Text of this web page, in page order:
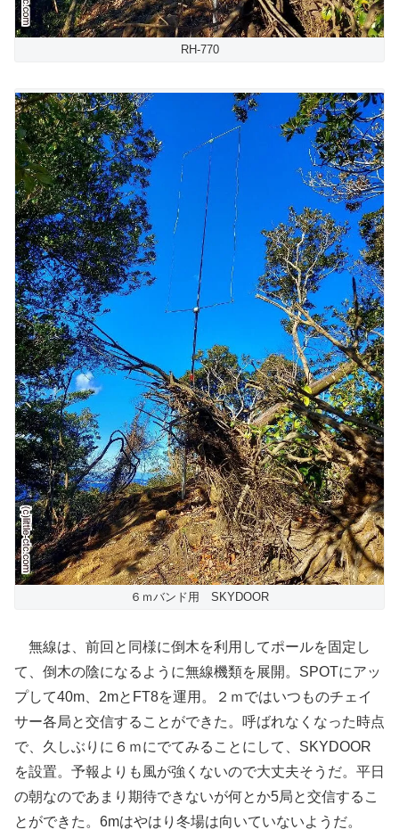
RH-770
６ｍバンド用 SKYDOOR
無線は、前回と同様に倒木を利用してポールを固定し
て、倒木の陰になるように無線機類を展開。SPOTにアッ
プして40m、2mとFT8を運用。２ｍではいつものチェイ
サー各局と交信することができた。呼ばれなくなった時点
で、久しぶりに６ｍにでてみることにして、SKYDOOR
を設置。予報よりも風が強くないので大丈夫そうだ。平日
の朝なのであまり期待できないが何とか5局と交信するこ
とができた。6mはやはり冬場は向いていないようだ。